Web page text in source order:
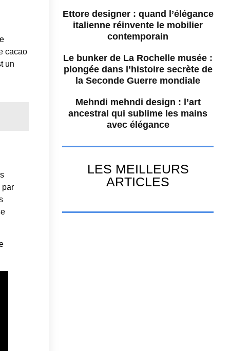
cacao
un
par
Ettore designer : quand l’élégance
italienne réinvente le mobilier
contemporain
Le bunker de La Rochelle musée :
plongée dans l’histoire secrète de
la Seconde Guerre mondiale
Mehndi mehndi design : l’art
ancestral qui sublime les mains
avec élégance
LES MEILLEURS
ARTICLES